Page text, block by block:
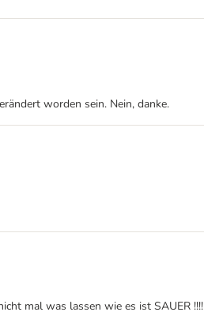
worden sein. Nein, danke.
mal was lassen wie es ist SAUER !!!!